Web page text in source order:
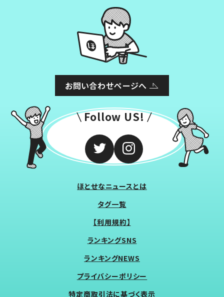
お問い合わせページへ
Follow US!
ほとせなニュースとは
タグ一覧
【利用規約】
ランキングSNS
ランキングNEWS
プライバシーポリシー
特定商取引法に基づく表示